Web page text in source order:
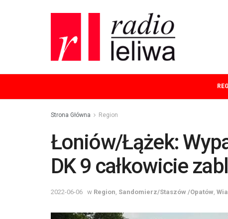
Strona Główna Region
Łoniów/Łążek:
DK 9 całkowicie
2022-06-06 w Region Sandomierz/Staszów /Opatów